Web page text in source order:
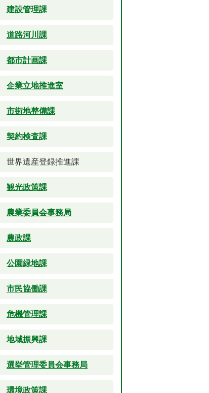
建設管理課
道路河川課
都市計画課
企業立地推進室
市街地整備課
契約検査課
世界遺産登録推進課
観光政策課
農業委員会事務局
農政課
公園緑地課
市民協働課
危機管理課
地域振興課
選挙管理委員会事務局
環境政策課